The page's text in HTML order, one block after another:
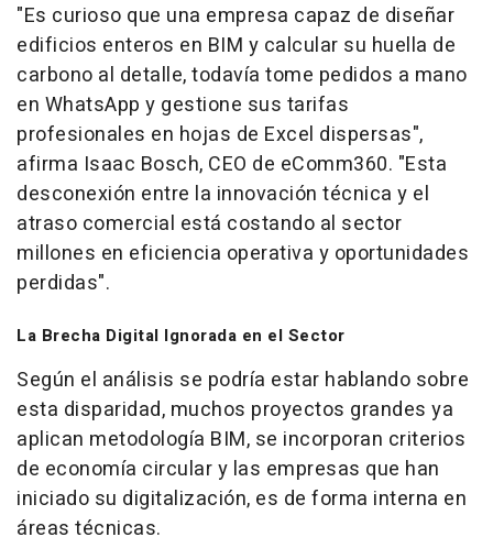
"Es curioso que una empresa capaz de diseñar
edificios enteros en BIM y calcular su huella de
carbono al detalle, todavía tome pedidos a mano
en WhatsApp y gestione sus tarifas
profesionales en hojas de Excel dispersas",
afirma Isaac Bosch, CEO de eComm360. "Esta
desconexión entre la innovación técnica y el
atraso comercial está costando al sector
millones en eficiencia operativa y oportunidades
perdidas".
La Brecha Digital Ignorada en el Sector
Según el análisis se podría estar hablando sobre
esta disparidad, muchos proyectos grandes ya
aplican metodología BIM, se incorporan criterios
de economía circular y las empresas que han
iniciado su digitalización, es de forma interna en
áreas técnicas.